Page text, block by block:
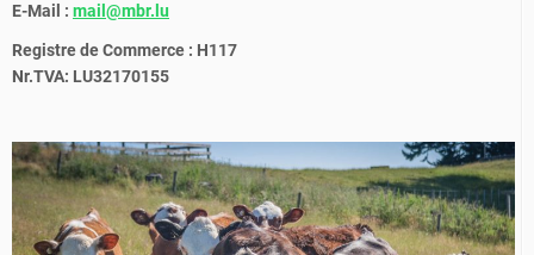
E-Mail : mail@mbr.lu
Registre de Commerce : H117
Nr.TVA: LU32170155